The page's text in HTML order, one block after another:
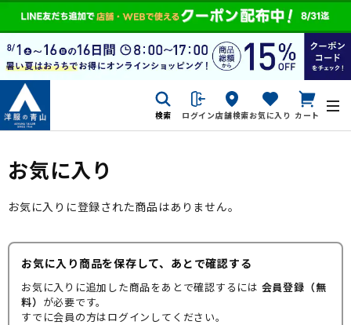
検索 ログイン店舗検索お気に入り カート
お気に入り
お気に入りに登録された商品はありません。
お気に入り商品を保存して、あとで確認する
お気に入りに追加した商品をあとで確認するには 会員登録（無
料） が必要です。
すでに会員の方はログインしてください。